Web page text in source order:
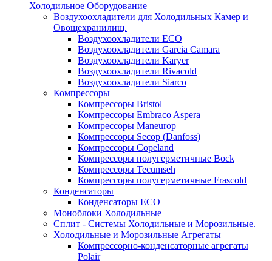
Холодильное Оборудование
Воздухоохладители для Холодильных Камер и
Овощехранилищ.
Воздухоохладители ECO
Воздухоохладители Garcia Camara
Воздухоохладители Karyer
Воздухоохладители Rivacold
Воздухоохладители Siarco
Компрессоры
Компрессоры Bristol
Компрессоры Embraco Aspera
Компрессоры Maneurop
Компрессоры Secop (Danfoss)
Компрессоры Copeland
Компрессоры полугерметичные Bock
Компрессоры Tecumseh
Компрессоры полугерметичные Frascold
Конденсаторы
Конденсаторы ECO
Моноблоки Холодильные
Сплит - Системы Холодильные и Морозильные.
Холодильные и Морозильные Агрегаты
Компрессорно-конденсаторные агрегаты
Polair